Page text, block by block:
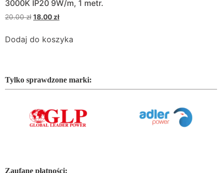
3000K IP20 9W/m, 1 metr.
20.00zł 18.00 zł
Dodaj do koszyka
Tylko sprawdzone marki:
Zaufane płatności: